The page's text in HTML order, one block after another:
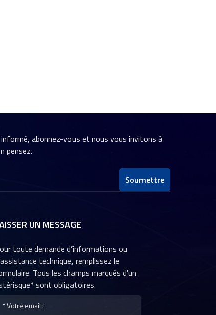
abonnez-vous et nous vous invitons à
pensez.
Soumettre
UN MESSAGE
toute demande d’informations ou
technique, remplissez le
Tous les champs marqués d'un
sont obligatoires.